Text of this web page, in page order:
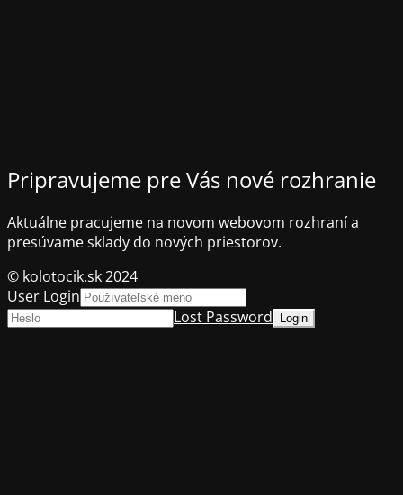
Pripravujeme pre Vás nové rozhranie
Aktuálne pracujeme na novom webovom rozhraní a
presúvame sklady do nových priestorov.
© kolotocik.sk 2024
User Login
Lost Password